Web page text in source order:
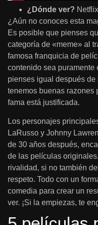
¿Dónde ver?
¿Aún no conoces esta
Es posible que pienses
categoría de «meme» al
famosa franquicia de
contenido sea puramente
pienses igual después
tenemos buenas razones
fama está justificada.
Los personajes
LaRusso y Johnny
de 30 años después,
de las películas
rivalidad, si no también
respeto. Todo con un
comedia para crear un
ver. ¡Si la empiezas, te